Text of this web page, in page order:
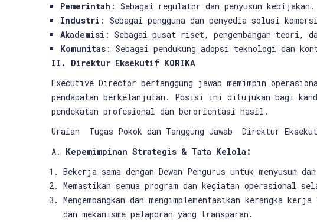
Pemerintah : Sebagai regulator dan penyusun kebijakan.
Industri : Sebagai pengguna dan penyedia solusi
Akademisi : Sebagai pusat riset, pengembangan teori,
Komunitas : Sebagai pendukung adopsi teknologi dan
II. Direktur Eksekutif KORIKA
Executive Director bertanggung jawab memimpin
pendapatan berkelanjutan. Posisi ini ditujukan bagi
pendekatan profesional dan berorientasi hasil.
Uraian Tugas Pokok dan Tanggung Jawab Direktur
A. Kepemimpinan Strategis & Tata Kelola:
Bekerja sama dengan Dewan Pengurus untuk menyusun
Memastikan semua program dan kegiatan
Mengembangkan dan mengimplementasikan kerangka
dan mekanisme pelaporan yang transparan.